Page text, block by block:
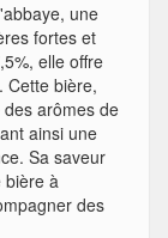
une
fortes et
elle offre
Cette bière,
arômes de
ainsi une
Sa saveur
bière à
des